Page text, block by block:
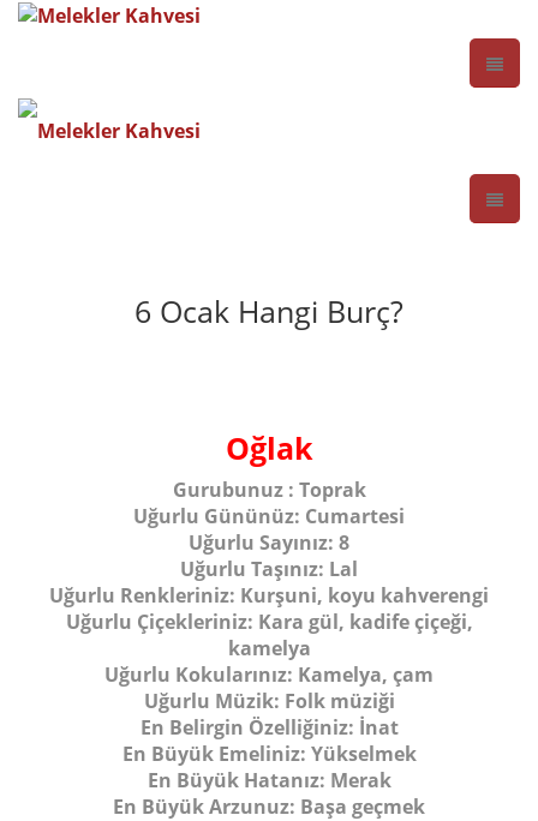
6 Ocak Hangi Burç?
Oğlak
Gurubunuz : Toprak
Uğurlu Gününüz: Cumartesi
Uğurlu Sayınız: 8
Uğurlu Taşınız: Lal
Uğurlu Renkleriniz: Kurşuni, koyu kahverengi
Uğurlu Çiçekleriniz: Kara gül, kadife çiçeği,
kamelya
Uğurlu Kokularınız: Kamelya, çam
Uğurlu Müzik: Folk müziği
En Belirgin Özelliğiniz: İnat
En Büyük Emeliniz: Yükselmek
En Büyük Hatanız: Merak
En Büyük Arzunuz: Başa geçmek